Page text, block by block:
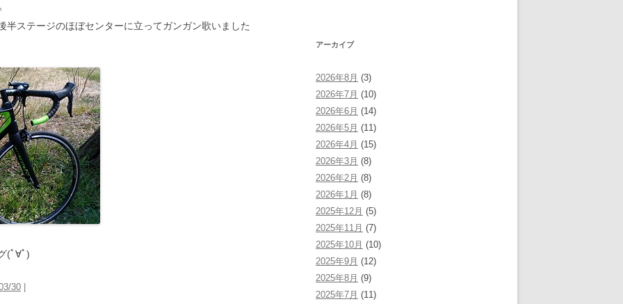
半ステージのほぼセンターに立ってガンガン歌いました
(ﾟ∀ﾟ)
30
アーカイブ
2026年8月 (3)
2026年7月 (10)
2026年6月 (14)
2026年5月 (11)
2026年4月 (15)
2026年3月 (8)
2026年2月 (8)
2026年1月 (8)
2025年12月 (5)
2025年11月 (7)
2025年10月 (10)
2025年9月 (12)
2025年8月 (9)
2025年7月 (11)